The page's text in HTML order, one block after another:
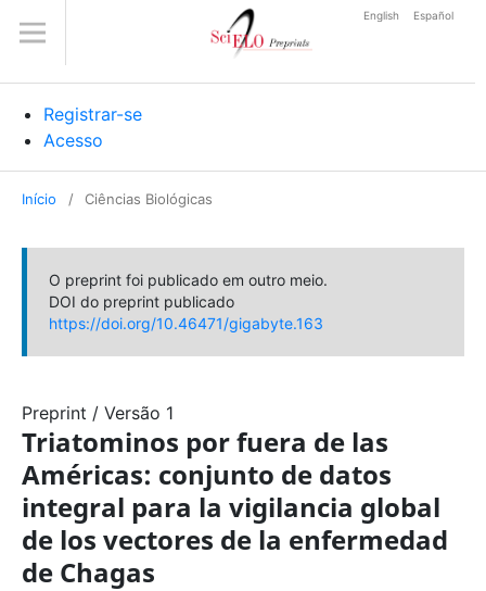
Registrar-se
Acesso
English Español
Início / Ciências Biológicas
O preprint foi publicado em outro meio.
DOI do preprint publicado
https://doi.org/10.46471/gigabyte.163
Preprint / Versão 1
Triatominos por fuera de las
Américas: conjunto de datos
integral para la vigilancia global
de los vectores de la enfermedad
de Chagas